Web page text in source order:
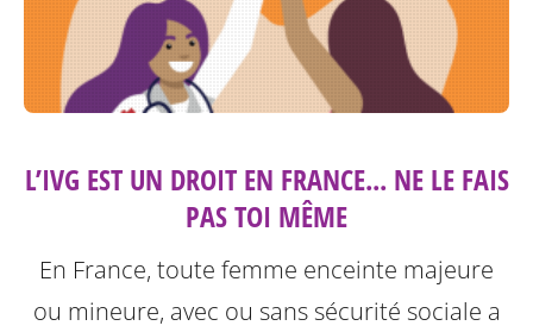
L’IVG EST UN DROIT EN FRANCE... NE LE FAIS
PAS TOI MÊME
En France, toute femme enceinte majeure
ou mineure, avec ou sans sécurité sociale a